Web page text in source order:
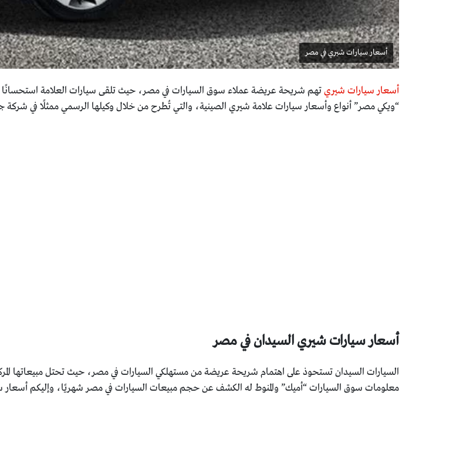
أسعار سيارات شيري في مصر
أسعار سيارات شيريتهم شريحة عريضة عملاء سوق السيارات في مصر، حيث تلقى سيارات العلامة
“ويكي مصر” أنواع وأسعار سيارات علامة شيري الصينية، والتي تُطرح من خلال وكيلها الرسمي ممثلًا في شركة
أسعار سيارات شيري السيدان في مصر
السيارات السيدان تستحوذ على اهتمام شريحة عريضة من مستهلكي السيارات في مصر، حيث تحتل مبيعاتها
معلومات سوق السيارات “أميك” والمنوط له الكشف عن حجم مبيعات السيارات في مصر شهريًا، وإليكم